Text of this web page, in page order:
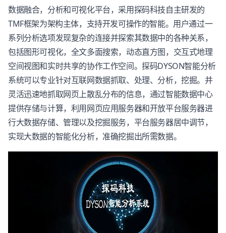
数据融合，分析和可视化平台，采用探码科技自主研发的
TMF框架为架构主体，支持开发可操作的智能。用户通过一
系列分析选项发现复杂的连接并探索其数据中的各种关系，
包括图形可视化，全文多面搜索，动态直方图，交互式地理
空间视图和实时共享的协作工作空间。探码DYSON智能分析
系统可以专业针对互联网数据抓取、处理、分析，挖掘。并
灵活迅速地抓取网页上散乱分布的信息，通过智能数据中心
提供存储与计算，利用网页应用服务器和开放平台服务器进
行大数据存储、管理以及挖掘服务，平台服务器居中调节，
实现大数据的智能化分析，准确挖掘出所需数据。